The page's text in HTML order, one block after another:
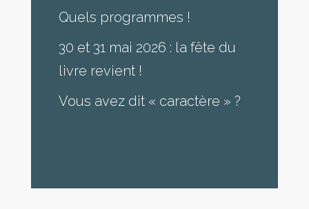
Quels programmes !
30 et 31 mai 2026 : la fête du
livre revient !
Vous avez dit « caractère » ?